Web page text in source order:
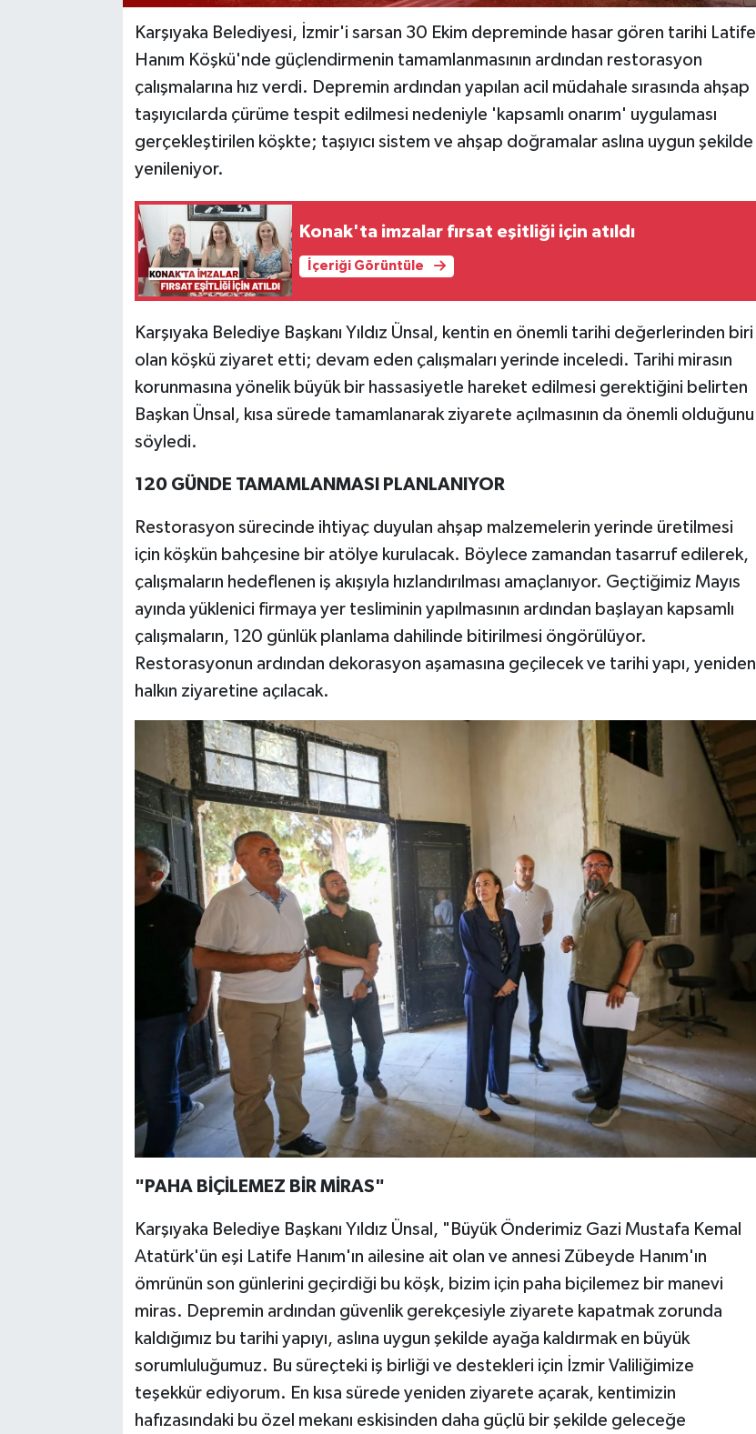
Karşıyaka Belediyesi, İzmir'i sarsan 30 Ekim depreminde hasar gören tarihi Latife
Hanım Köşkü'nde güçlendirmenin tamamlanmasının ardından restorasyon
çalışmalarına hız verdi. Depremin ardından yapılan acil müdahale sırasında ahşap
taşıyıcılarda çürüme tespit edilmesi nedeniyle 'kapsamlı onarım' uygulaması
gerçekleştirilen köşkte; taşıyıcı sistem ve ahşap doğramalar aslına uygun şekilde
yenileniyor.
Konak'ta imzalar fırsat eşitliği için atıldı
İçeriği Görüntüle
Karşıyaka Belediye Başkanı Yıldız Ünsal, kentin en önemli tarihi değerlerinden biri
olan köşkü ziyaret etti; devam eden çalışmaları yerinde inceledi. Tarihi mirasın
korunmasına yönelik büyük bir hassasiyetle hareket edilmesi gerektiğini belirten
Başkan Ünsal, kısa sürede tamamlanarak ziyarete açılmasının da önemli olduğunu
söyledi.
120 GÜNDE TAMAMLANMASI PLANLANIYOR
Restorasyon sürecinde ihtiyaç duyulan ahşap malzemelerin yerinde üretilmesi
için köşkün bahçesine bir atölye kurulacak. Böylece zamandan tasarruf edilerek,
çalışmaların hedeflenen iş akışıyla hızlandırılması amaçlanıyor. Geçtiğimiz Mayıs
ayında yüklenici firmaya yer tesliminin yapılmasının ardından başlayan kapsamlı
çalışmaların, 120 günlük planlama dahilinde bitirilmesi öngörülüyor.
Restorasyonun ardından dekorasyon aşamasına geçilecek ve tarihi yapı, yeniden
halkın ziyaretine açılacak.
"PAHA BİÇİLEMEZ BİR MİRAS"
Karşıyaka Belediye Başkanı Yıldız Ünsal, "Büyük Önderimiz Gazi Mustafa Kemal
Atatürk'ün eşi Latife Hanım'ın ailesine ait olan ve annesi Zübeyde Hanım'ın
ömrünün son günlerini geçirdiği bu köşk, bizim için paha biçilemez bir manevi
miras. Depremin ardından güvenlik gerekçesiyle ziyarete kapatmak zorunda
kaldığımız bu tarihi yapıyı, aslına uygun şekilde ayağa kaldırmak en büyük
sorumluluğumuz. Bu süreçteki iş birliği ve destekleri için İzmir Valiliğimize
teşekkür ediyorum. En kısa sürede yeniden ziyarete açarak, kentimizin
hafızasındaki bu özel mekanı eskisinden daha güçlü bir şekilde geleceğe